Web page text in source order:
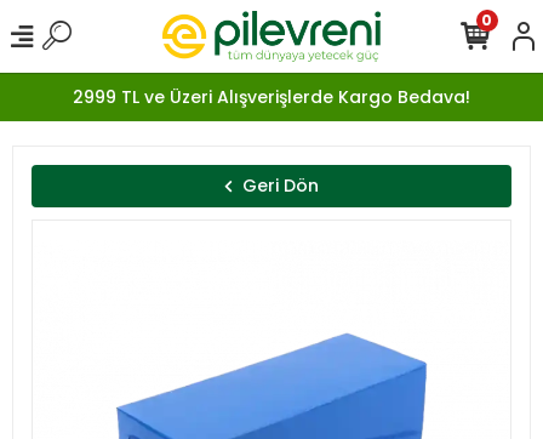
2999 TL ve Üzeri Alışverişlerde Kargo Bedava!
0
Geri Dön